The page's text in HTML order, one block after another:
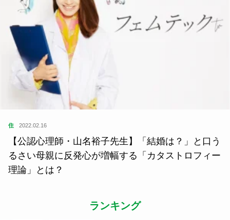
住 2022.02.16
【公認心理師・山名裕子先生】「結婚は？」と口う
るさい母親に反発心が増幅する「カタストロフィー
理論」とは？
ランキング